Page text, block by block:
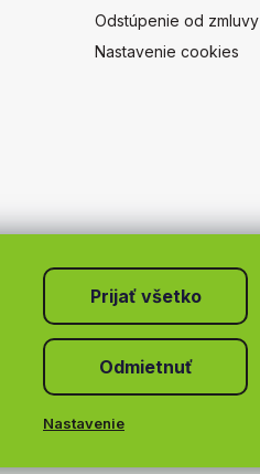
Nastavenie
Odmietnuť
Odstúpenie od zmluvy
Nastavenie cookies